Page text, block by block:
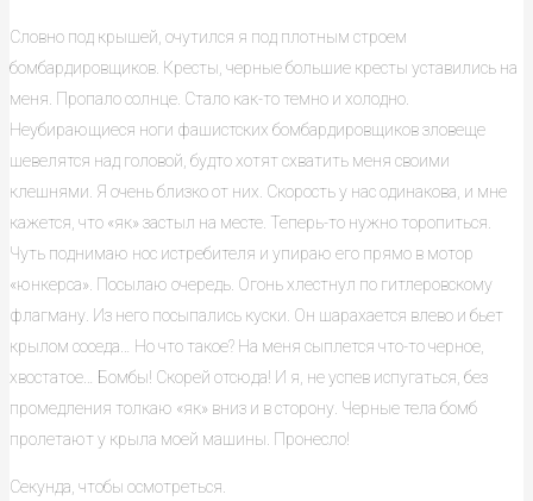
Словно под крышей, очутился я под плотным строем
бомбардировщиков. Кресты, черные большие кресты уставились на
меня. Пропало солнце. Стало как-то темно и холодно.
Неубирающиеся ноги фашистских бомбардировщиков зловеще
шевелятся над головой, будто хотят схватить меня своими
клешнями. Я очень близко от них. Скорость у нас одинакова, и мне
кажется, что «як» застыл на месте. Теперь-то нужно торопиться.
Чуть поднимаю нос истребителя и упираю его прямо в мотор
«юнкерса». Посылаю очередь. Огонь хлестнул по гитлеровскому
флагману. Из него посыпались куски. Он шарахается влево и бьет
крылом соседа… Но что такое? На меня сыплется что-то черное,
хвостатое… Бомбы! Скорей отсюда! И я, не успев испугаться, без
промедления толкаю «як» вниз и в сторону. Черные тела бомб
пролетают у крыла моей машины. Пронесло!
Секунда, чтобы осмотреться.